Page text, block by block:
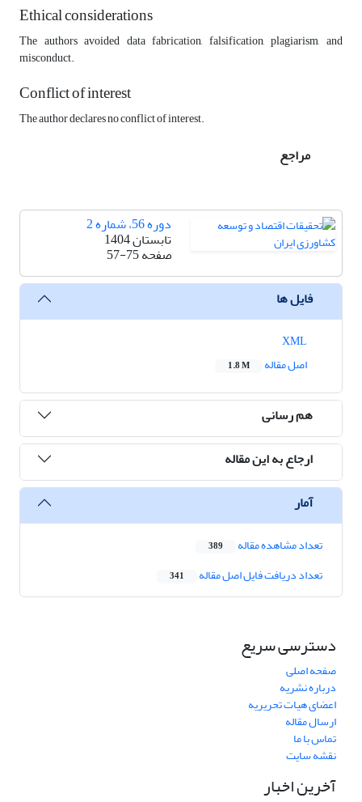
Ethical considerations
The authors avoided data fabrication, falsification, plagiarism, and
misconduct.
Conflict of interest
The author declares no conflict of interest.
مراجع
دوره 56، شماره 2
تابستان 1404
صفحه57-75
فایل ها
اصل مقاله
1.8 M
هم رسانی
ارجاع به این مقاله
آمار
تعداد مشاهده مقاله 389
تعداد دریافت فایل اصل مقاله 341
دسترسی سریع
صفحه اصلی
درباره نشریه
اعضای هیات تحریریه
ارسال مقاله
تماس با ما
نقشه سایت
آخرین اخبار